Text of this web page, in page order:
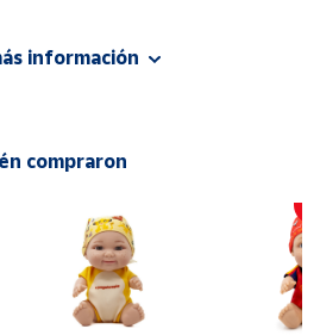
de asfixia
información
compraron